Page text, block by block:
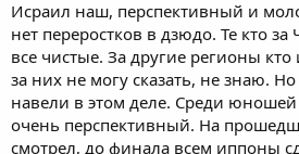
Исраил наш, перспективный и
нет переростков в дзюдо. Те кто
все чистые. За другие регионы кто
за них не могу сказать, не знаю.
навели в этом деле. Среди
очень перспективный. На
смотрел, до финала всем иппоны